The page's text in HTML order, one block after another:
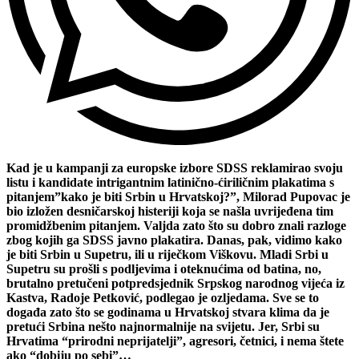
Kad je u kampanji za europske izbore SDSS reklamirao svoju
listu i kandidate intrigantnim latinično-ćiriličnim plakatima s
pitanjem”kako je biti Srbin u Hrvatskoj?”, Milorad Pupovac je
bio izložen desničarskoj histeriji koja se našla uvrijeđena tim
promidžbenim pitanjem. Valjda zato što su dobro znali razloge
zbog kojih ga SDSS javno plakatira. Danas, pak, vidimo kako
je biti Srbin u Supetru, ili u riječkom Viškovu. Mladi Srbi u
Supetru su prošli s podljevima i oteknućima od batina, no,
brutalno pretučeni potpredsjednik Srpskog narodnog vijeća iz
Kastva, Radoje Petković, podlegao je ozljedama. Sve se to
događa zato što se godinama u Hrvatskoj stvara klima da je
pretući Srbina nešto najnormalnije na svijetu. Jer, Srbi su
Hrvatima “prirodni neprijatelji”, agresori, četnici, i nema štete
ako “dobiju po sebi”…